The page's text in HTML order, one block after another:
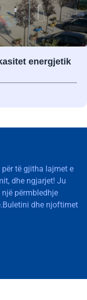
energjetik
të gjitha lajmet e
dhe ngjarjet! Ju
përmbledhje
dhe njoftimet